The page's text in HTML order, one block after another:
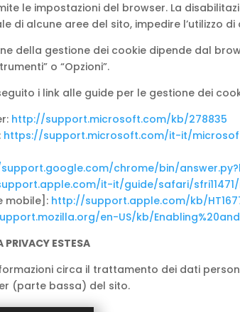
le impostazioni del browser. La
di alcune aree del sito, impedire l’utilizzo
della gestione dei cookie dipende dal
o “Opzioni”.
i link alle guide per le gestione dei
http://support.microsoft.com/kb/278835
https://support.microsoft.com/it-it/
chrome/bin/
it-it/guide/safari/
mobile]: http://support.apple.com/kb/
en-US/kb/
ESTESA
circa il trattamento dei dati
(parte bassa) del sito.